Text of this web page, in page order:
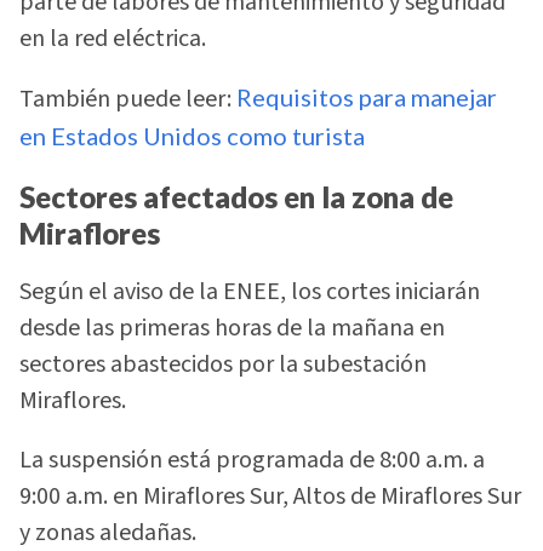
en la red eléctrica.
También puede leer: Requisitos para manejar
en Estados Unidos como turista
Sectores afectados en la zona de
Miraflores
Según el aviso de la ENEE, los cortes iniciarán
desde las primeras horas de la mañana en
sectores abastecidos por la subestación
Miraflores.
La suspensión está programada de 8:00 a.m. a
9:00 a.m. en Miraflores Sur, Altos de Miraflores Sur
y zonas aledañas.